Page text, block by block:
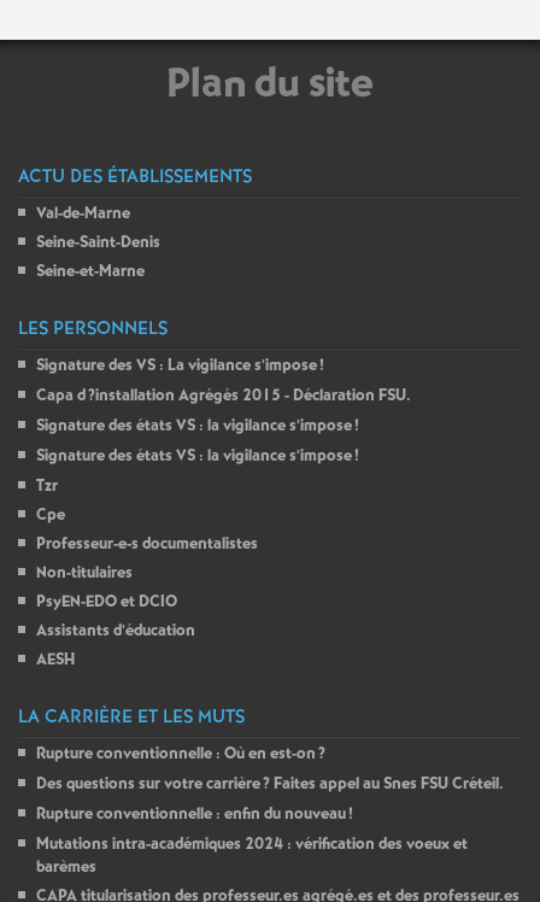
Plan du site
ACTU DES ÉTABLISSEMENTS
Val-de-Marne
Seine-Saint-Denis
Seine-et-Marne
LES PERSONNELS
Signature des VS : La vigilance s’impose!
Capa d?installation Agrégés 2015 - Déclaration FSU.
Signature des états VS : la vigilance s’impose!
Signature des états VS : la vigilance s’impose!
Tzr
Cpe
Professeur-e-s documentalistes
Non-titulaires
PsyEN-EDOet DCIO
Assistants d’éducation
AESH
LA CARRIÈRE ET LES MUTS
Rupture conventionnelle : Où en est-on?
Des questions sur votre carrière? Faites appel au Snes FSUCréteil.
Rupture conventionnelle : enfin du nouveau!
Mutations intra-académiques 2024 : vérification des voeux et
barèmes
CAPAtitularisation des professeur.es agrégé.es et des professeur.es